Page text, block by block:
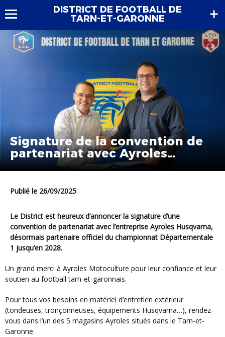
DISTRICT DE FOOTBALL DE
TARN-ET-GARONNE
Signature de la convention de
partenariat avec Ayroles
Husqvarna
Publié le 26/09/2025
Le District est heureux d’annoncer la signature d’une
convention de partenariat avec l’entreprise Ayroles Husqvarna,
désormais partenaire officiel du championnat Départementale
1 jusqu’en 2028.
Un grand merci à Ayroles Motoculture pour leur confiance et leur
soutien au football tarn-et-garonnais.
Pour tous vos besoins en matériel d’entretien extérieur
(tondeuses, tronçonneuses, équipements Husqvarna…), rendez-
vous dans l’un des 5 magasins Ayroles situés dans le Tarn-et-
Garonne.